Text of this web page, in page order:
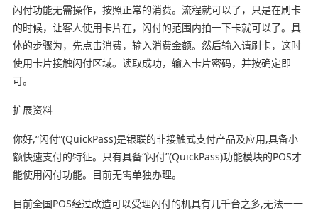
闪付功能无需操作，按照正常的消费。流程就可以了，只是在刷卡
的时候，让客人使用卡片在，闪付的范围内拍一下卡就可以了。具
体的步骤为，先点击消费，输入消费金额。然后输入请刷卡，这时
使用卡片接触闪付区域。读取成功，输入卡片密码，并按确定即
可。
扩展资料
你好,“闪付”(QuickPass)是银联的非接触式支付产品及应用,具备小
额快速支付的特征。只有具备“闪付”(QuickPass)功能模块的POS才
能使用闪付功能。目前无需单独办理。
目前全国POS经过改造可以受理闪付的机具有几千台之多,无法一一